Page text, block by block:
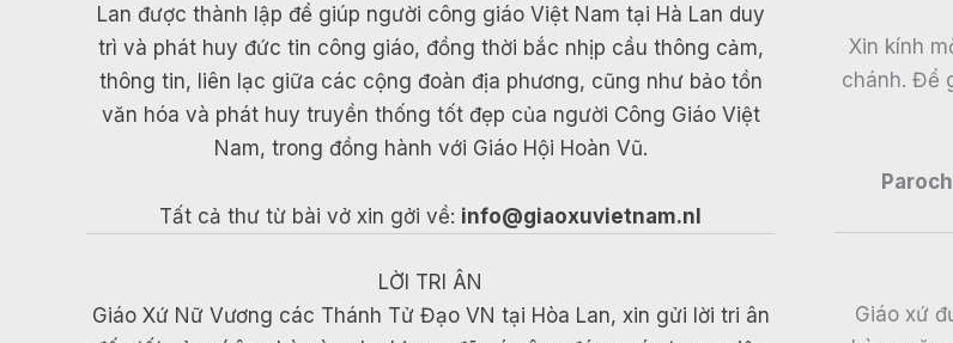
Lan được thành lập để giúp người công giáo Việt Nam tại Hà Lan duy
trì và phát huy đức tin công giáo, đồng thời bắc nhịp cầu thông cảm,
thông tin, liên lạc giữa các cộng đoàn địa phương, cũng như bảo tồn
văn hóa và phát huy truyền thống tốt đẹp của người Công Giáo Việt
Nam, trong đồng hành với Giáo Hội Hoàn Vũ.
Tất cả thư từ bài vở xin gởi về: info@giaoxuvietnam.nl
LỜI TRI ÂN
Giáo Xứ Nữ Vương các Thánh Tử Đạo VN tại Hòa Lan, xin gửi lời tri ân
Xin kính
chánh. Để
Giáo xứ